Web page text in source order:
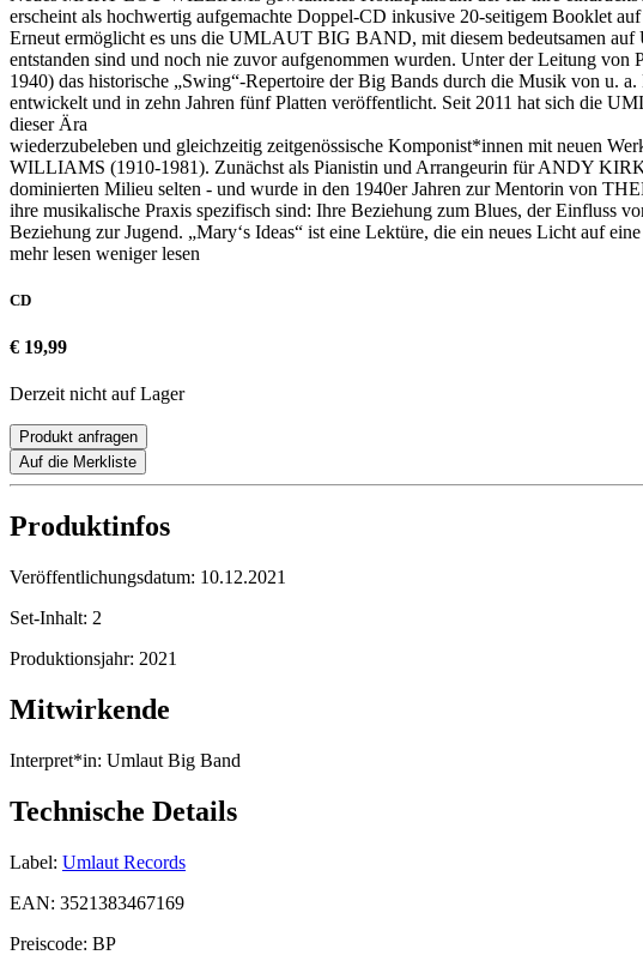
erscheint als hochwertig aufgemachte Doppel-CD inkusive 20-seitigem Booklet
Erneut ermöglicht es uns die UMLAUT BIG BAND, mit diesem bedeutsamen
entstanden sind und noch nie zuvor aufgenommen wurden. Unter der Leitung
1940) das historische „Swing“-Repertoire der Big Bands durch die Musik von
entwickelt und in zehn Jahren fünf Platten veröffentlicht. Seit 2011 hat sich die
dieser Ära
wiederzubeleben und gleichzeitig zeitgenössische Komponist*innen mit neuen
WILLIAMS (1910-1981). Zunächst als Pianistin und Arrangeurin für ANDY
dominierten Milieu selten - und wurde in den 1940er Jahren zur Mentorin von
ihre musikalische Praxis spezifisch sind: Ihre Beziehung zum Blues, der Einfluss
Beziehung zur Jugend. „Mary‘s Ideas“ ist eine Lektüre, die ein neues Licht auf
mehr lesen weniger lesen
CD
€ 19,99
Derzeit nicht auf Lager
Produkt anfragen
Auf die Merkliste
Produktinfos
Veröffentlichungsdatum: 10.12.2021
Set-Inhalt: 2
Produktionsjahr: 2021
Mitwirkende
Interpret*in: Umlaut Big Band
Technische Details
Label: Umlaut Records
EAN: 3521383467169
Preiscode: BP